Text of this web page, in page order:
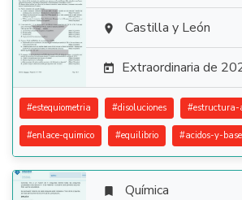
  Castilla y León
 Extraordinaria de
#estequiometria #disoluciones #estructura-
#enlace-quimico #equilibrio #acidos-y-
 Química